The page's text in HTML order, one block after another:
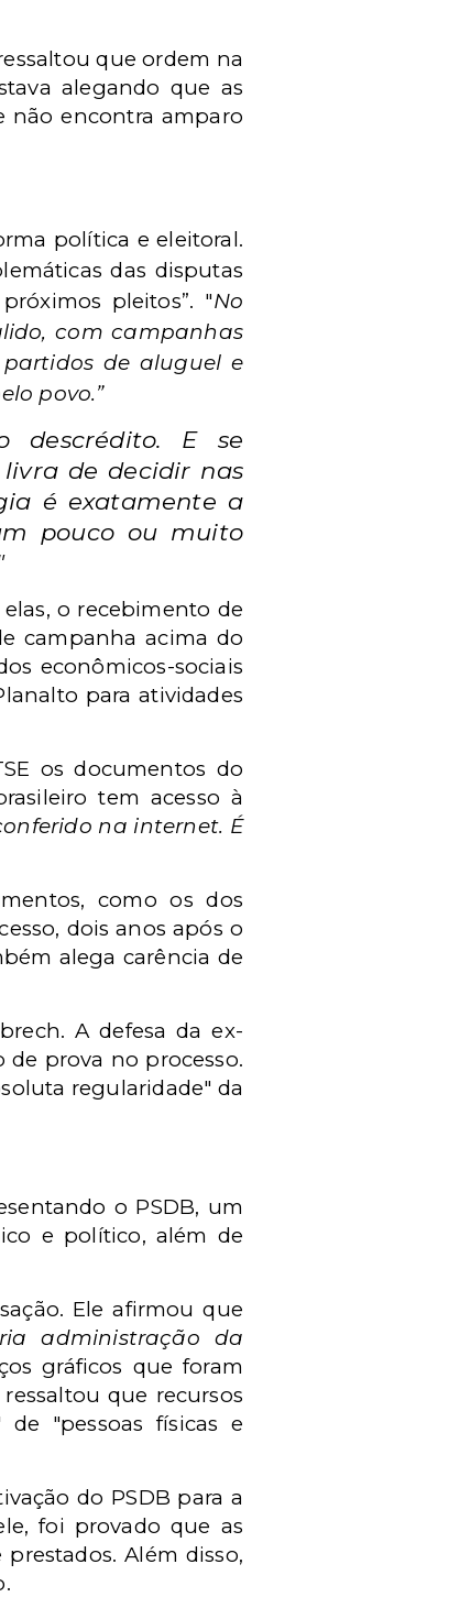
que ordem na
alegando que as
não encontra amparo
política e eleitoral.
das disputas
pleitos”. "No
com campanhas
de aluguel e
povo.”
descrédito. E se
livra de decidir nas
é exatamente a
pouco ou muito
o recebimento de
campanha acima do
econômicos-sociais
para atividades
os documentos do
tem acesso à
na internet. É
como os dos
dois anos após o
alega carência de
A defesa da ex-
prova no processo.
regularidade" da
o PSDB, um
e político, além de
Ele afirmou que
administração da
gráficos que foram
que recursos
"pessoas físicas e
do PSDB para a
foi provado que as
Além disso,